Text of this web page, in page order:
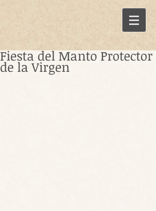
Fiesta del Manto Protector
de la Virgen